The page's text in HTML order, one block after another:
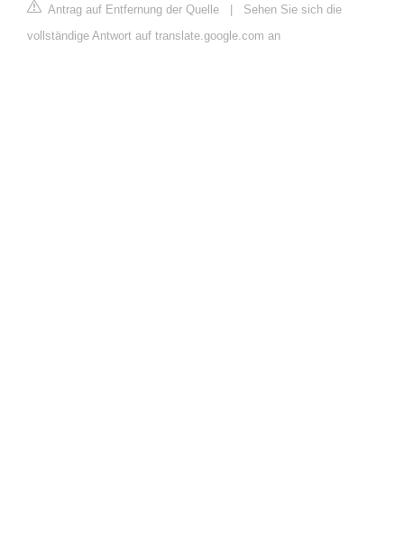
Antrag auf Entfernung der Quelle | Sehen Sie sich die
vollständige Antwort auf translate.google.com an